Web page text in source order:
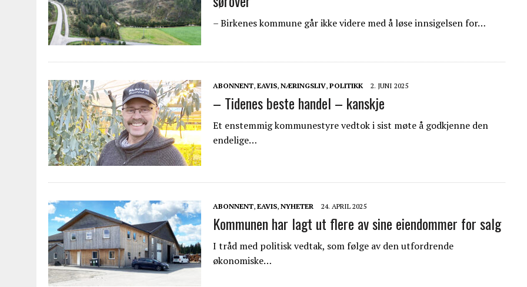
– Birkenes kommune går ikke videre med å løse innsigelsen for…
ABONNENT, EAVIS, NÆRINGSLIV, POLITIKK 2. JUNI 2025
– Tidenes beste handel – kanskje
Et enstemmig kommunestyre vedtok i sist møte å godkjenne den
endelige…
ABONNENT, EAVIS, NYHETER 24. APRIL 2025
Kommunen har lagt ut flere av sine eiendommer for salg
I tråd med politisk vedtak, som følge av den utfordrende
økonomiske…